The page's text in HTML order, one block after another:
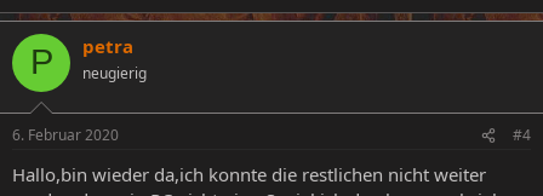
P petra
neugierig
6. Februar 2020 #4
Hallo,bin wieder da,ich konnte die restlichen nicht weiter